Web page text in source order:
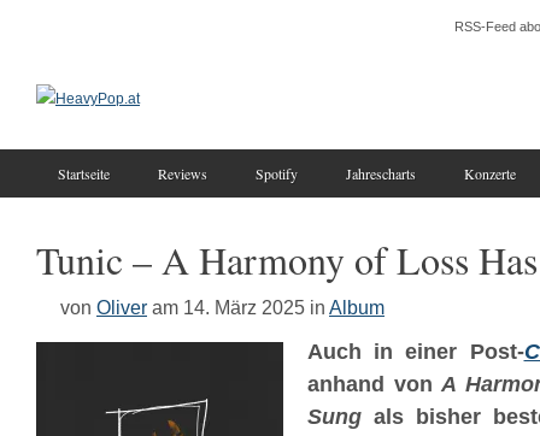
RSS-Feed
Startseite Reviews Spotify Jahrescharts Konzerte
Tunic – A Harmony of Loss
von Oliver am 14. März 2025 in Album
Auch in einer Post-
anhand vonA
Sung als bisher